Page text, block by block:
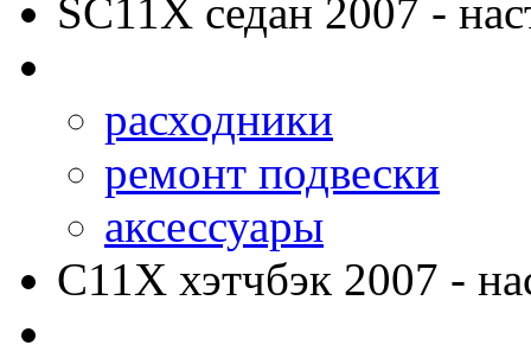
SC11X седан 2007 -
расходники
ремонт подвески
аксессуары
C11X хэтчбэк 2007 -